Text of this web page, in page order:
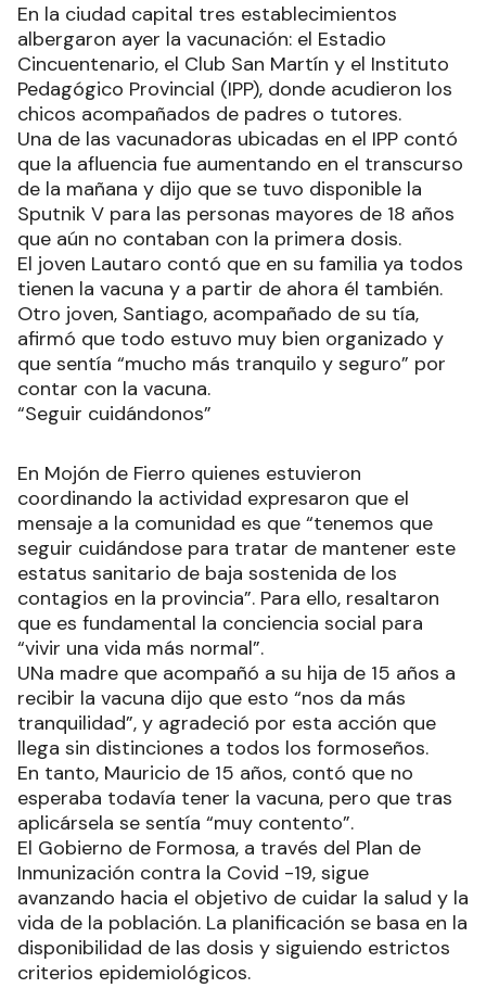
En la ciudad capital tres establecimientos
albergaron ayer la vacunación: el Estadio
Cincuentenario, el Club San Martín y el Instituto
Pedagógico Provincial (IPP), donde acudieron los
chicos acompañados de padres o tutores.
Una de las vacunadoras ubicadas en el IPP contó
que la afluencia fue aumentando en el transcurso
de la mañana y dijo que se tuvo disponible la
Sputnik V para las personas mayores de 18 años
que aún no contaban con la primera dosis.
El joven Lautaro contó que en su familia ya todos
tienen la vacuna y a partir de ahora él también.
Otro joven, Santiago, acompañado de su tía,
afirmó que todo estuvo muy bien organizado y
que sentía “mucho más tranquilo y seguro” por
contar con la vacuna.
“Seguir cuidándonos”
En Mojón de Fierro quienes estuvieron
coordinando la actividad expresaron que el
mensaje a la comunidad es que “tenemos que
seguir cuidándose para tratar de mantener este
estatus sanitario de baja sostenida de los
contagios en la provincia”. Para ello, resaltaron
que es fundamental la conciencia social para
“vivir una vida más normal”.
UNa madre que acompañó a su hija de 15 años a
recibir la vacuna dijo que esto “nos da más
tranquilidad”, y agradeció por esta acción que
llega sin distinciones a todos los formoseños.
En tanto, Mauricio de 15 años, contó que no
esperaba todavía tener la vacuna, pero que tras
aplicársela se sentía “muy contento”.
El Gobierno de Formosa, a través del Plan de
Inmunización contra la Covid -19, sigue
avanzando hacia el objetivo de cuidar la salud y la
vida de la población. La planificación se basa en la
disponibilidad de las dosis y siguiendo estrictos
criterios epidemiológicos.